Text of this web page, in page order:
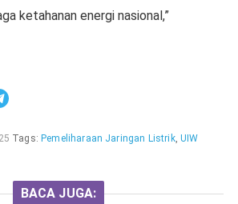
ketahanan energi nasional,”
Tags: Pemeliharaan Jaringan Listrik,UIW
BACA JUGA: